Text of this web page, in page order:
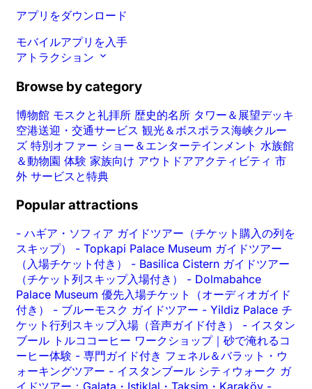
アプリをダウンロード
モバイルアプリを入手
アトラクション
Browse by category
博物館 モスクと礼拝所 歴史的名所 タワー＆展望デッキ
空港送迎・交通サービス 観光＆ボスポラス海峡クルー
ズ 特別オファー ショー＆エンターテインメント 水族館
＆動物園 体験 家族向け アウトドアアクティビティ 市
外 サービスと特典
Popular attractions
- ハギア・ソフィア ガイドツアー（チケット購入の列を
スキップ） - Topkapi Palace Museum ガイドツアー
（入場チケット付き） - Basilica Cistern ガイドツアー
（チケット列スキップ入場付き） - Dolmabahce
Palace Museum 優先入場チケット（オーディオガイド
付き） - ブルーモスク ガイドツアー - Yildiz Palace チ
ケット行列スキップ入場（音声ガイド付き） - イスタン
ブール トルココーヒー ワークショップ｜砂で淹れるコ
ーヒー体験 - 専門ガイド付き フェネル＆バラット・ウ
ォーキングツアー - イスタンブール シティウォーク ガ